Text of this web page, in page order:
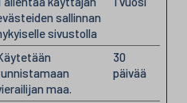
sallinnan
sivustolla
maa.
30
päivää